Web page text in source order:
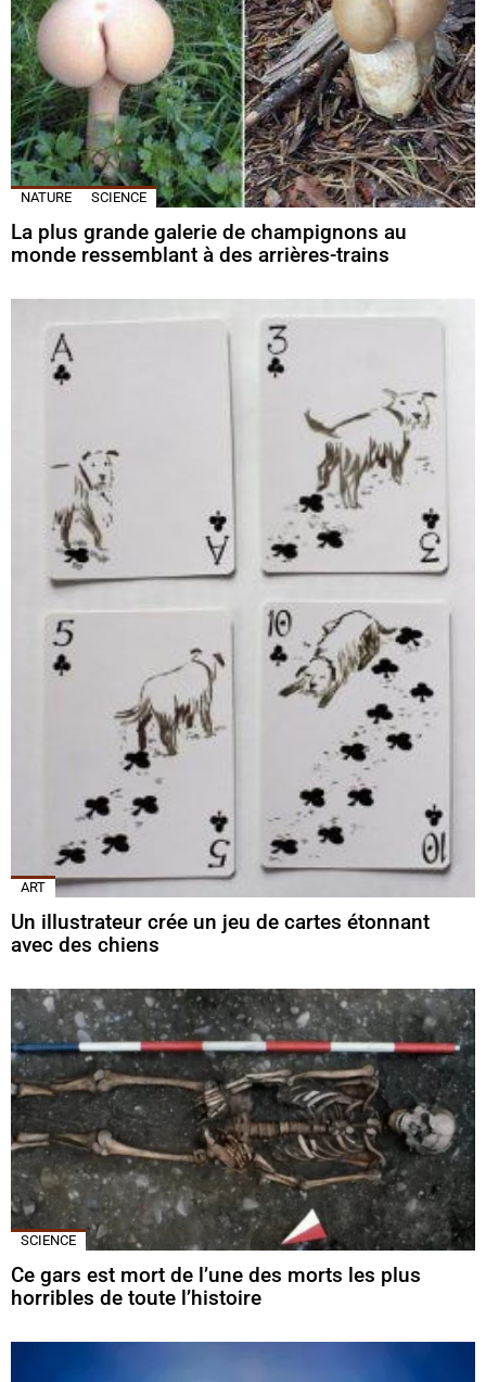
NATURE SCIENCE
La plus grande galerie de champignons au
monde ressemblant à des arrières-trains
ART
Un illustrateur crée un jeu de cartes étonnant
avec des chiens
SCIENCE
Ce gars est mort de l’une des morts les plus
horribles de toute l’histoire